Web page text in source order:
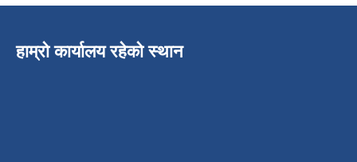
हाम्रो कार्यालय रहेको स्थान